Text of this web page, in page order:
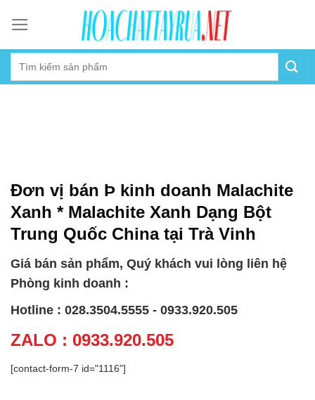
content
Đơn vị bán Þ kinh doanh Malachite
Xanh * Malachite Xanh Dạng Bột
Trung Quốc China tại Trà Vinh
Giá bán sản phẩm, Quý khách vui lòng liên hệ
Phòng kinh doanh :
Hotline : 028.3504.5555 - 0933.920.505
ZALO : 0933.920.505
[contact-form-7 id="1116"]